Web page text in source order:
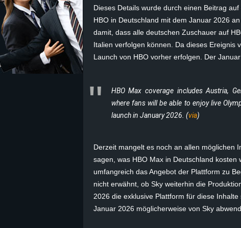
z
e
c
t
e
Dieses Details wurde durch einen Beitrag auf
HBO in Deutschland mit dem Januar 2026
damit, dass alle deutschen Zuschauer auf
Italien verfolgen können. Da dieses Ereignis
Launch von HBO vorher erfolgen. Der
HBO Max coverage includes Austria,
where fans will be able to enjoy live
launch in January 2026. (via)
Derzeit mangelt es noch an allen möglichen
sagen, was HBO Max in Deutschland
umfangreich das Angebot der Plattform zu
nicht erwähnt, ob Sky weiterhin die
2026 die exklusive Plattform für diese
Januar 2026 möglicherweise von Sky